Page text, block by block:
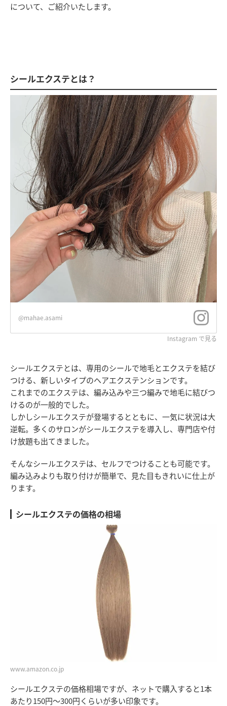
について、ご紹介いたします。
シールエクステとは？
@mahae.asami
Instagram で見る
シールエクステとは、専用のシールで地毛とエクステを結び
つける、新しいタイプのヘアエクステンションです。
これまでのエクステは、編み込みや三つ編みで地毛に結びつ
けるのが一般的でした。
しかしシールエクステが登場するとともに、一気に状況は大
逆転。多くのサロンがシールエクステを導入し、専門店や付
け放題も出てきました。
そんなシールエクステは、セルフでつけることも可能です。
編み込みよりも取り付けが簡単で、見た目もきれいに仕上が
ります。
シールエクステの価格の相場
www.amazon.co.jp
シールエクステの価格相場ですが、ネットで購入すると1本
あたり150円〜300円くらいが多い印象です。